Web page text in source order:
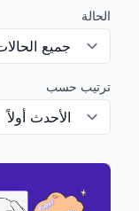
الحالة
ترتيب حسب